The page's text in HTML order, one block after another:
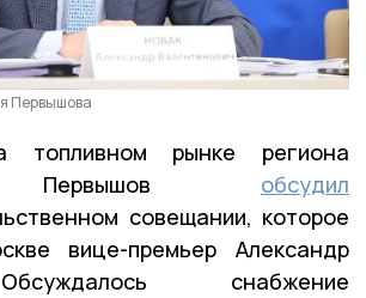
Первышова
топливном рынке региона
Первышов обсудил
совещании, которое
вице-премьер Александр
снабжение